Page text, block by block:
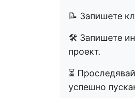
📝 Запишете
🛠️ Запишете
проект.
⏳
успешно